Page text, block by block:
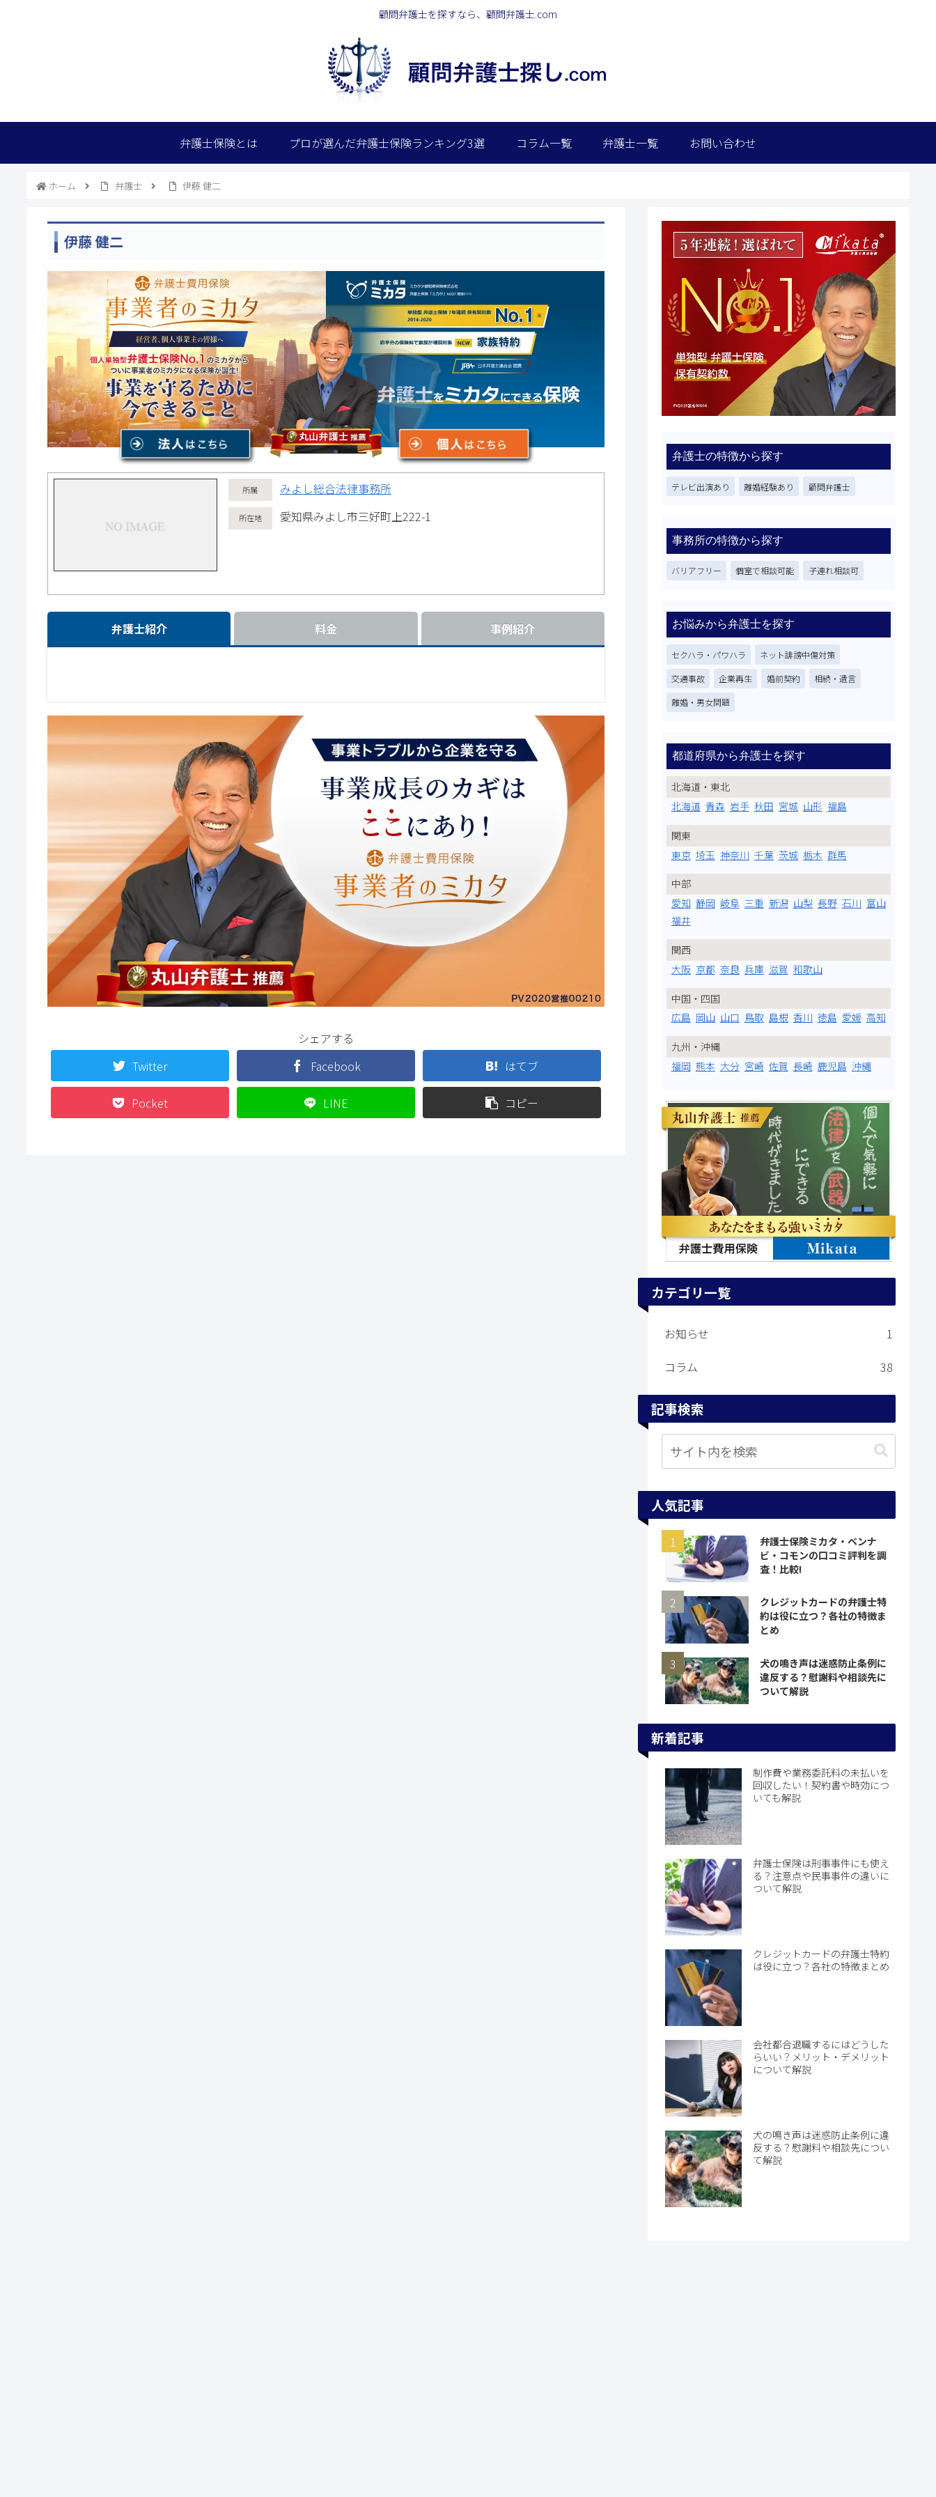
顧問弁護士を探すなら、顧問弁護士.com
弁護士保険とは プロが選んだ弁護士保険ランキング3選 コラム一覧 弁護士一覧 お問い合わせ
ホーム 弁護士 伊藤 健二
伊藤 健二
みよし総合法律事務所
愛知県みよし市三好町上222-1
弁護士紹介 料金 事例紹介
シェアする
Twitter
Facebook はてブ
Pocket LINE コピー
弁護士の特徴から探す
テレビ出演あり 離婚経験あり 顧問弁護士
事務所の特徴から探す
バリアフリー 個室で相談可能 子連れ相談可
お悩みから弁護士を探す
セクハラ・パワハラ ネット誹謗中傷対策
交通事故 企業再生 婚前契約 相続・遺言
離婚・男女問題
都道府県から弁護士を探す
北海道・東北
北海道 青森 岩手 秋田 宮城 山形 福島
関東
東京 埼玉 神奈川 千葉 茨城 栃木 群馬
中部
愛知 静岡 岐阜 三重 新潟 山梨 長野 石川 富山
福井
関西
大阪 京都 奈良 兵庫 滋賀 和歌山
中国・四国
広島 岡山 山口 鳥取 島根 香川 徳島 愛媛 高知
九州・沖縄
福岡 熊本 大分 宮崎 佐賀 長崎 鹿児島 沖縄
カテゴリ一覧
お知らせ
1
コラム
38
記事検索
人気記事
弁護士保険ミカタ・ベンナ
ビ・コモンの口コミ評判を調
査！比較!
クレジットカードの弁護士特
約は役に立つ？各社の特徴ま
とめ
犬の鳴き声は迷惑防止条例に
違反する？慰謝料や相談先に
ついて解説
新着記事
制作費や業務委託料の未払いを
回収したい！契約書や時効につ
いても解説
弁護士保険は刑事事件にも使え
る？注意点や民事事件の違いに
ついて解説
クレジットカードの弁護士特約
は役に立つ？各社の特徴まとめ
会社都合退職するにはどうした
らいい？メリット・デメリット
について解説
犬の鳴き声は迷惑防止条例に違
反する？慰謝料や相談先につい
て解説